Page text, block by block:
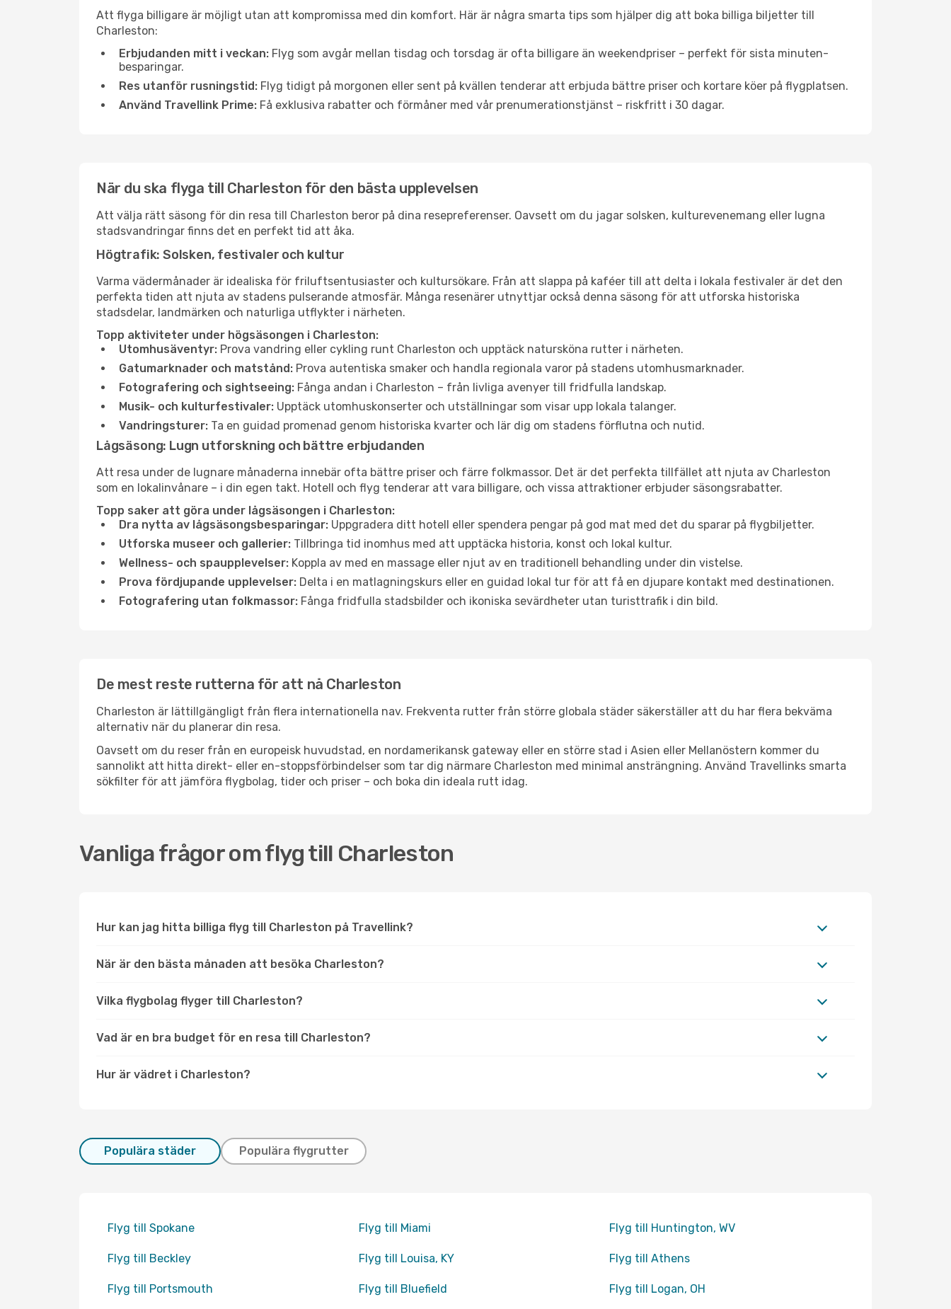
Att flyga billigare är möjligt utan att kompromissa med din komfort. Här är några smarta tips som hjälper dig att boka billiga biljetter till
Charleston:
Erbjudanden mitt i veckan: Flyg som avgår mellan tisdag och torsdag är ofta billigare än weekendpriser – perfekt för sista minuten-
besparingar.
Res utanför rusningstid: Flyg tidigt på morgonen eller sent på kvällen tenderar att erbjuda bättre priser och kortare köer på flygplatsen.
Använd Travellink Prime: Få exklusiva rabatter och förmåner med vår prenumerationstjänst – riskfritt i 30 dagar.
När du ska flyga till Charleston för den bästa upplevelsen
Att välja rätt säsong för din resa till Charleston beror på dina resepreferenser. Oavsett om du jagar solsken, kulturevenemang eller lugna
stadsvandringar finns det en perfekt tid att åka.
Högtrafik: Solsken, festivaler och kultur
Varma vädermånader är idealiska för friluftsentusiaster och kultursökare. Från att slappa på kaféer till att delta i lokala festivaler är det den
perfekta tiden att njuta av stadens pulserande atmosfär. Många resenärer utnyttjar också denna säsong för att utforska historiska
stadsdelar, landmärken och naturliga utflykter i närheten.
Topp aktiviteter under högsäsongen i Charleston:
Utomhusäventyr: Prova vandring eller cykling runt Charleston och upptäck natursköna rutter i närheten.
Gatumarknader och matstånd: Prova autentiska smaker och handla regionala varor på stadens utomhusmarknader.
Fotografering och sightseeing: Fånga andan i Charleston – från livliga avenyer till fridfulla landskap.
Musik- och kulturfestivaler: Upptäck utomhuskonserter och utställningar som visar upp lokala talanger.
Vandringsturer: Ta en guidad promenad genom historiska kvarter och lär dig om stadens förflutna och nutid.
Lågsäsong: Lugn utforskning och bättre erbjudanden
Att resa under de lugnare månaderna innebär ofta bättre priser och färre folkmassor. Det är det perfekta tillfället att njuta av Charleston
som en lokalinvånare – i din egen takt. Hotell och flyg tenderar att vara billigare, och vissa attraktioner erbjuder säsongsrabatter.
Topp saker att göra under lågsäsongen i Charleston:
Dra nytta av lågsäsongsbesparingar: Uppgradera ditt hotell eller spendera pengar på god mat med det du sparar på flygbiljetter.
Utforska museer och gallerier: Tillbringa tid inomhus med att upptäcka historia, konst och lokal kultur.
Wellness- och spaupplevelser: Koppla av med en massage eller njut av en traditionell behandling under din vistelse.
Prova fördjupande upplevelser: Delta i en matlagningskurs eller en guidad lokal tur för att få en djupare kontakt med destinationen.
Fotografering utan folkmassor: Fånga fridfulla stadsbilder och ikoniska sevärdheter utan turisttrafik i din bild.
De mest reste rutterna för att nå Charleston
Charleston är lättillgängligt från flera internationella nav. Frekventa rutter från större globala städer säkerställer att du har flera bekväma
alternativ när du planerar din resa.
Oavsett om du reser från en europeisk huvudstad, en nordamerikansk gateway eller en större stad i Asien eller Mellanöstern kommer du
sannolikt att hitta direkt- eller en-stoppsförbindelser som tar dig närmare Charleston med minimal ansträngning. Använd Travellinks smarta
sökfilter för att jämföra flygbolag, tider och priser – och boka din ideala rutt idag.
Vanliga frågor om flyg till Charleston
Hur kan jag hitta billiga flyg till Charleston på Travellink?
När är den bästa månaden att besöka Charleston?
Vilka flygbolag flyger till Charleston?
Vad är en bra budget för en resa till Charleston?
Hur är vädret i Charleston?
Populära städer Populära flygrutter
Flyg till Spokane Flyg till Miami Flyg till Huntington, WV
Flyg till Beckley Flyg till Louisa, KY Flyg till Athens
Flyg till Portsmouth Flyg till Bluefield Flyg till Logan, OH